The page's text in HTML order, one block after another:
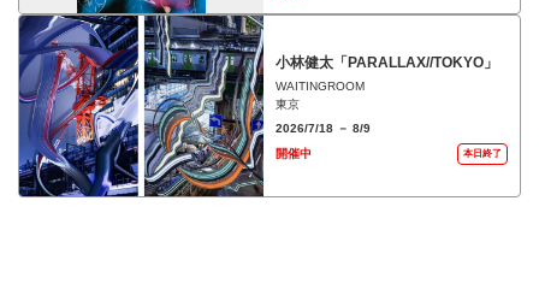
小林健太「PARALLAX//TOKYO」
WAITINGROOM
東京
2026/7/18 － 8/9
開催中
本日終了